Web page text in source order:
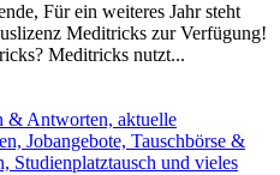
Für ein weiteres Jahr steht
Meditricks zur Verfügung!
Meditricks nutzt...
& Antworten, aktuelle
Jobangebote, Tauschbörse &
Studienplatztausch und vieles